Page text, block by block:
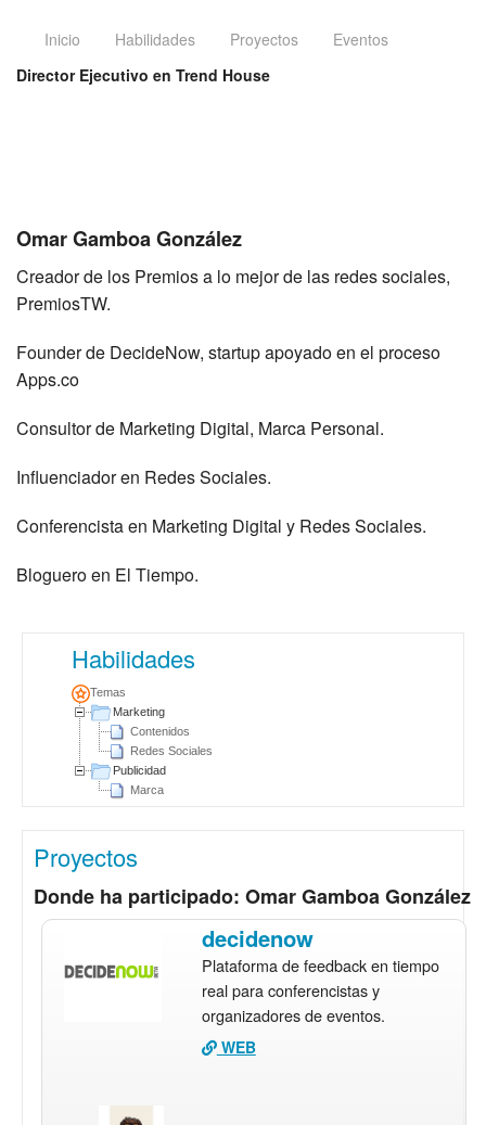
Inicio Habilidades Proyectos
Eventos
Director Ejecutivo en Trend House
Omar Gamboa González
Creador de los Premios a lo mejor de las redes sociales,
PremiosTW.
Founder de DecideNow, startup apoyado en el proceso
Apps.co
Consultor de Marketing Digital, Marca Personal.
Influenciador en Redes Sociales.
Conferencista en Marketing Digital y Redes Sociales.
Bloguero en El Tiempo.
Habilidades
Temas
Marketing
Contenidos
Redes Sociales
Publicidad
Marca
Proyectos
Donde ha participado: Omar Gamboa González
decidenow
Plataforma de feedback en tiempo
real para conferencistas y
organizadores de eventos.
WEB